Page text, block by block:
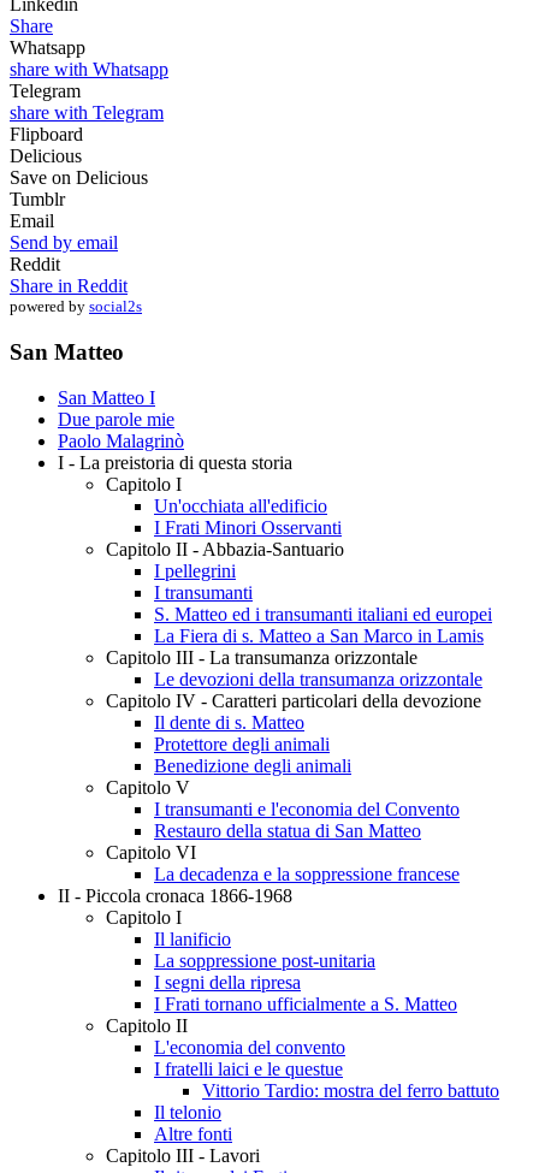
Share
Whatsapp
share with Whatsapp
Telegram
share with Telegram
Flipboard
Delicious
Save on Delicious
Tumblr
Email
Send by email
Reddit
Share in Reddit
powered by social2s
San Matteo
San Matteo I
Due parole mie
Paolo Malagrinò
I - La preistoria di questa storia
Capitolo I
Un'occhiata all'edificio
I Frati Minori Osservanti
Capitolo II - Abbazia-Santuario
I pellegrini
I transumanti
S. Matteo ed i transumanti italiani ed europei
La Fiera di s. Matteo a San Marco in Lamis
Capitolo III - La transumanza orizzontale
Le devozioni della transumanza orizzontale
Capitolo IV - Caratteri particolari della devozione
Il dente di s. Matteo
Protettore degli animali
Benedizione degli animali
Capitolo V
I transumanti e l'economia del Convento
Restauro della statua di San Matteo
Capitolo VI
La decadenza e la soppressione francese
II - Piccola cronaca 1866-1968
Capitolo I
Il lanificio
La soppressione post-unitaria
I segni della ripresa
I Frati tornano ufficialmente a S. Matteo
Capitolo II
L'economia del convento
I fratelli laici e le questue
Vittorio Tardio: mostra del ferro battuto
Il telonio
Altre fonti
Capitolo III - Lavori